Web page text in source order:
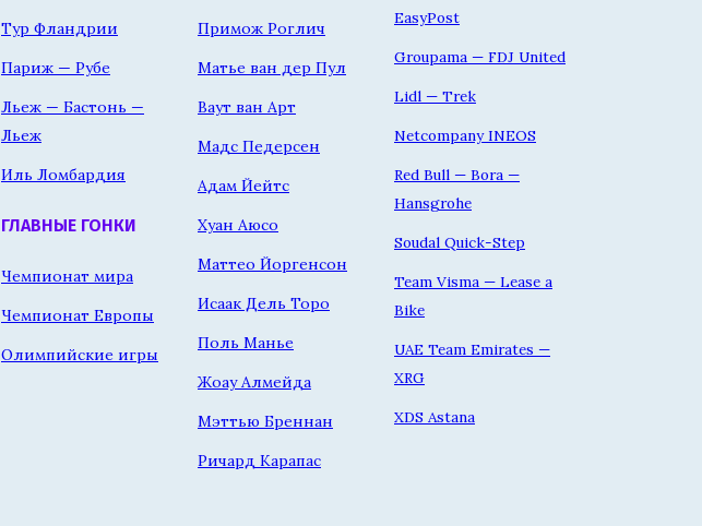
Тур Фландрии
Париж — Рубе
Льеж — Бастонь —
Льеж
Иль Ломбардия
ГЛАВНЫЕ ГОНКИ
Чемпионат мира
Чемпионат Европы
Олимпийские игры
Примож Роглич
Матье ван дер Пул
Ваут ван Арт
Мадс Педерсен
Адам Йейтс
Хуан Аюсо
Маттео Йоргенсон
Исаак Дель Торо
Поль Манье
Жоау Алмейда
Мэттью Бреннан
Ричард Карапас
EasyPost
Groupama — FDJ United
Lidl — Trek
Netcompany INEOS
Red Bull — Bora —
Hansgrohe
Soudal Quick-Step
Team Visma — Lease a
Bike
UAE Team Emirates —
XRG
XDS Astana